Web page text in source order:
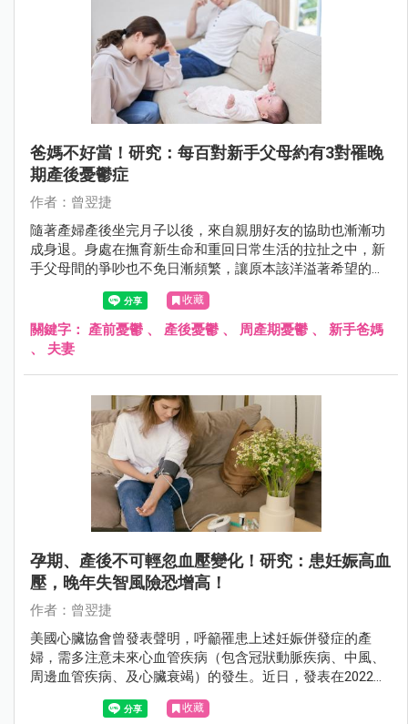
爸媽不好當！研究：每百對新手父母約有3對罹晚
期產後憂鬱症
作者：曾翌捷
隨著產婦產後坐完月子以後，來自親朋好友的協助也漸漸功
成身退。身處在撫育新生命和重回日常生活的拉扯之中，新
手父母間的爭吵也不免日漸頻繁，讓原本該洋溢著希望的新
篇章，抹上了一層揮之不去的陰霾……
收藏
關鍵字： 產前憂鬱 、 產後憂鬱 、 周產期憂鬱 、 新手爸媽
、 夫妻
孕期、產後不可輕忽血壓變化！研究：患妊娠高血
壓，晚年失智風險恐增高！
作者：曾翌捷
美國心臟協會曾發表聲明，呼籲罹患上述妊娠併發症的產
婦，需多注意未來心血管疾病（包含冠狀動脈疾病、中風、
周邊血管疾病、及心臟衰竭）的發生。近日，發表在2022年
阿茲海默症協會國際年會的研究也顯示，患有妊娠高血壓疾
患的女性可能會增加日後罹患失智症的風險。因此不管在孕
收藏